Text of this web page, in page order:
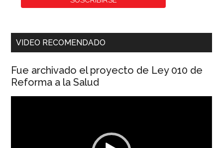
VIDEO RECOMENDADO
Fue archivado el proyecto de Ley 010 de
Reforma a la Salud